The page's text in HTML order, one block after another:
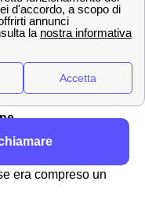
compilarlo edinviarlo
la disdetta. Spesso
riconsegna
era compreso un